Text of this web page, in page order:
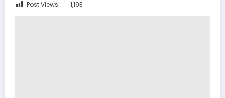
Post Views: 1,193